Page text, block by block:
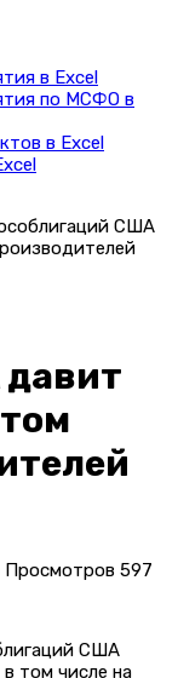
в Excel
по МСФО в
в Excel
США
Просмотров 597